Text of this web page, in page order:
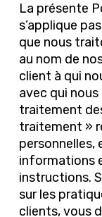
La présente
s’applique
que nous
au nom de
client à qui
avec qui
traitement
traitement »
informations
instructions.
sur les
clients, vous